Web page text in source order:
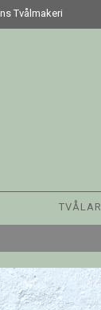
Tvålmakeri
TVÅLAR